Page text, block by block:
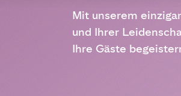
Mit unserem
und Ihrer
Ihre Gäste